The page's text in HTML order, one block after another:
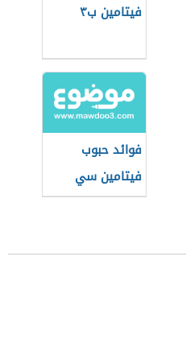
فيتامين ب٣
فوائد حبوب
فيتامين سي
الفوار للبشرة